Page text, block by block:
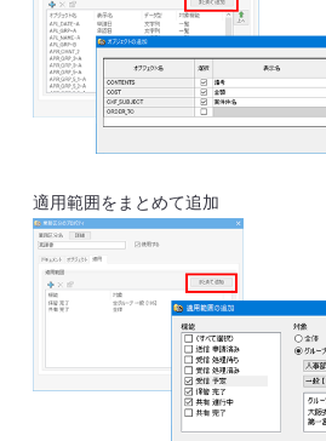
適用範囲をまとめて追加